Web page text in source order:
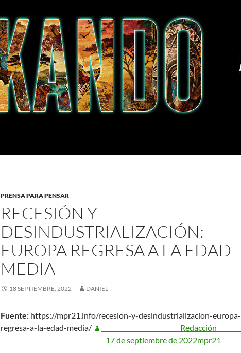
PRENSA PARA PENSAR
RECESIÓN Y
DESINDUSTRIALIZACIÓN:
EUROPA REGRESA A LA EDAD
MEDIA
18 SEPTIEMBRE, 2022 DANIEL
Fuente: https://mpr21.info/recesion-y-desindustrializacion-europa-
regresa-a-la-edad-media/
Redacción
17 de septiembre de 2022mpr21